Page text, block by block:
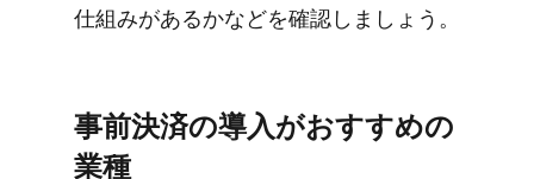
仕組みが​あるかなどを​確認しましょう。
事前決済の​導入が​おすすめの​
業種